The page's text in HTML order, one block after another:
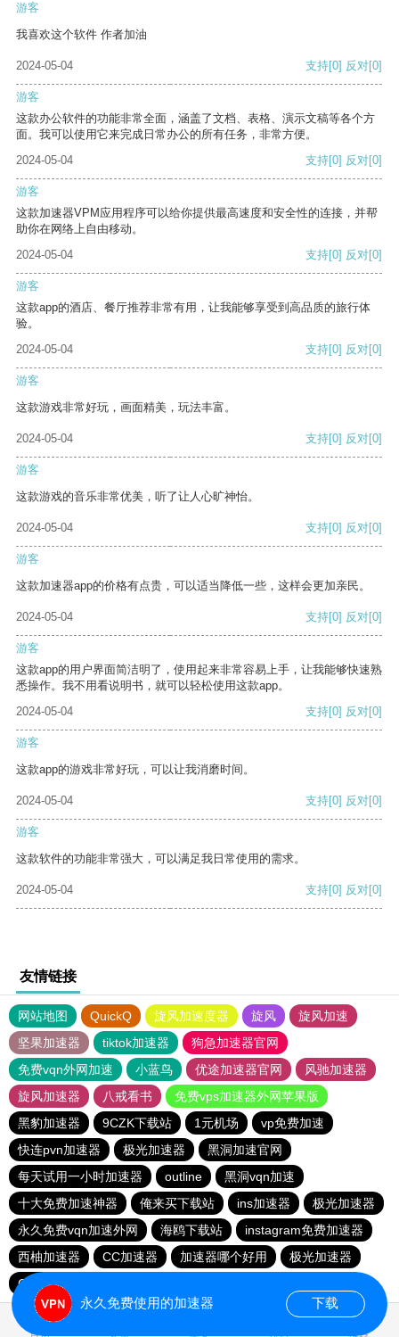
游客
我喜欢这个软件 作者加油
2024-05-04 支持[0] 反对[0]
游客
这款办公软件的功能非常全面，涵盖了文档、表格、演示文稿等各个方
面。我可以使用它来完成日常办公的所有任务，非常方便。
2024-05-04
支持[0] 反对[0]
游客
这款加速器VPM应用程序可以给你提供最高速度和安全性的连接，并帮
助你在网络上自由移动。
2024-05-04
支持[0] 反对[0]
游客
这款app的酒店、餐厅推荐非常有用，让我能够享受到高品质的旅行体
验。
2024-05-04
支持[0] 反对[0]
游客
这款游戏非常好玩，画面精美，玩法丰富。
2024-05-04 支持[0] 反对[0]
游客
这款游戏的音乐非常优美，听了让人心旷神怡。
2024-05-04 支持[0] 反对[0]
游客
这款加速器app的价格有点贵，可以适当降低一些，这样会更加亲民。
2024-05-04 支持[0] 反对[0]
游客
这款app的用户界面简洁明了，使用起来非常容易上手，让我能够快速熟
悉操作。我不用看说明书，就可以轻松使用这款app。
2024-05-04
支持[0] 反对[0]
游客
这款app的游戏非常好玩，可以让我消磨时间。
2024-05-04 支持[0] 反对[0]
游客
这款软件的功能非常强大，可以满足我日常使用的需求。
2024-05-04 支持[0] 反对[0]
友情链接
网站地图 QuickQ 旋风加速度器 旋风
旋风加速
坚果加速器
tiktok加速器
狗急加速器官网
免费vqn外网加速
小蓝鸟 优途加速器官网
风驰加速器
旋风加速器
八戒看书
免费vps加速器外网苹果版
黑豹加速器
9CZK下载站 1元机场
vp免费加速
快连pvn加速器
极光加速器
黑洞加速官网
每天试用一小时加速器
outline
黑洞vqn加速
十大免费加速神器
俺来买下载站 ins加速器
极光加速器
永久免费vqn加速外网
海鸥下载站
instagram免费加速器
西柚加速器
CC加速器 加速器哪个好用
极光加速器
CC加速器
永久免费使用的加速器 下载